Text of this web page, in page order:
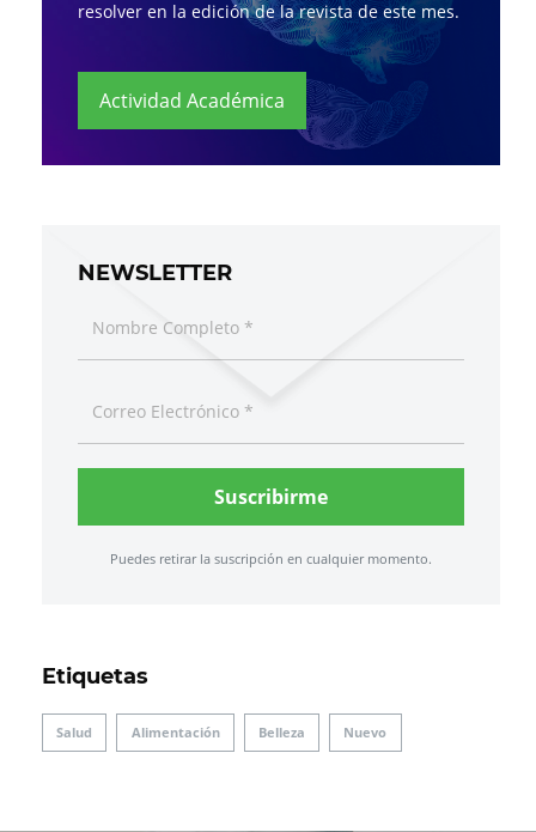
resolver en la edición de la revista de este mes.
Actividad Académica
NEWSLETTER
Suscribirme
Puedes retirar la suscripción en cualquier momento.
Etiquetas
Salud Alimentación Belleza Nuevo